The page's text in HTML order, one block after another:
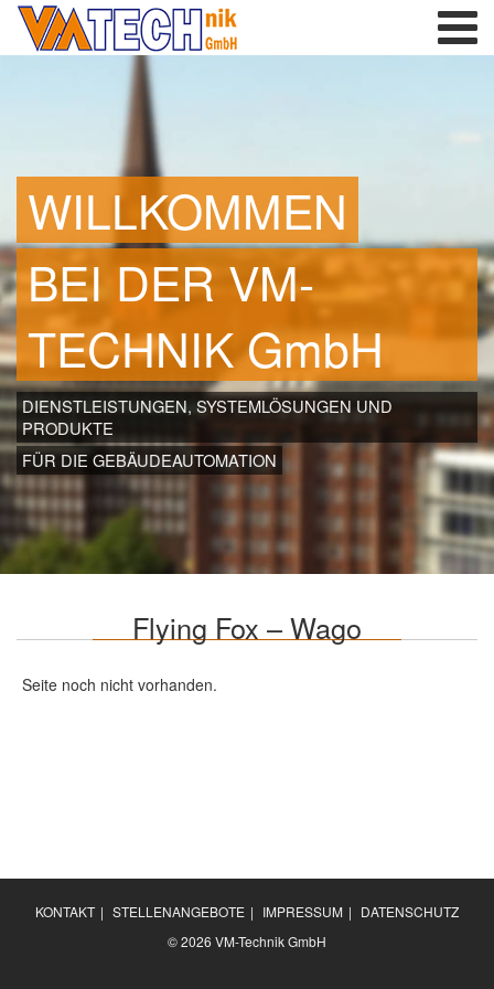
WILLKOMMEN
BEI DER VM-
TECHNIK GmbH
DIENSTLEISTUNGEN, SYSTEMLÖSUNGEN UND
PRODUKTE
FÜR DIE GEBÄUDEAUTOMATION
Flying Fox – Wago
Seite noch nicht vorhanden.
KONTAKT | STELLENANGEBOTE | IMPRESSUM | DATENSCHUTZ
© 2026 VM-Technik GmbH